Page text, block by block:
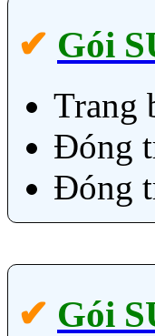
✔‎ Gói
Trang
Đóng
Đóng
✔‎ Gói